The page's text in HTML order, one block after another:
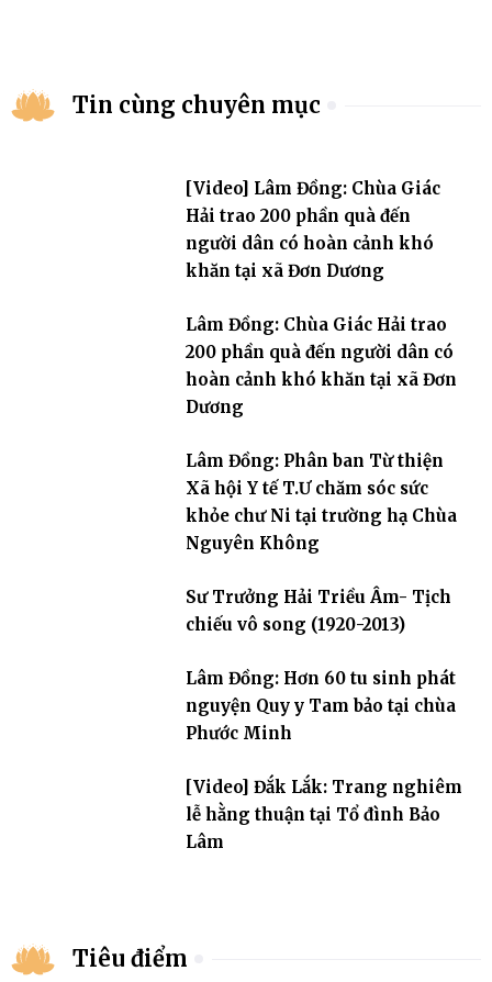
Tin cùng chuyên mục
[Video] Lâm Đồng: Chùa Giác
Hải trao 200 phần quà đến
người dân có hoàn cảnh khó
khăn tại xã Đơn Dương
Lâm Đồng: Chùa Giác Hải trao
200 phần quà đến người dân có
hoàn cảnh khó khăn tại xã Đơn
Dương
Lâm Đồng: Phân ban Từ thiện
Xã hội Y tế T.Ư chăm sóc sức
khỏe chư Ni tại trường hạ Chùa
Nguyên Không
Sư Trưởng Hải Triều Âm- Tịch
chiếu vô song (1920-2013)
Lâm Đồng: Hơn 60 tu sinh phát
nguyện Quy y Tam bảo tại chùa
Phước Minh
[Video] Đắk Lắk: Trang nghiêm
lễ hằng thuận tại Tổ đình Bảo
Lâm
Tiêu điểm